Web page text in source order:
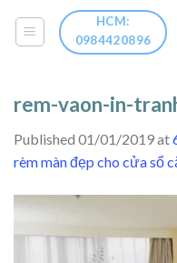
HCM:
0984420896
rem-vaon-in-
Published 01/01/2019at
rèm màn đẹp cho cửa sổ